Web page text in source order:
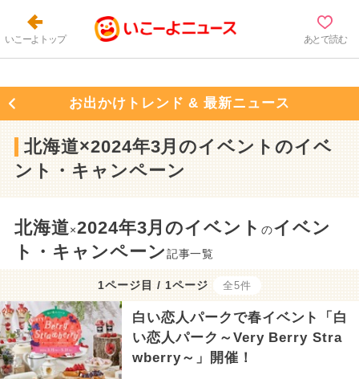
いこーよトップ あとで読む
お出かけトレンド & 最新ニュース
北海道×2024年3月のイベントのイベ
ント・キャンペーン
北海道×2024年3月のイベントのイベン
ト・キャンペーン記事一覧
1ページ目 / 1ページ 全5件
白い恋人パークで春イベント「白
い恋人パーク～Very Berry Stra
wberry～」開催！